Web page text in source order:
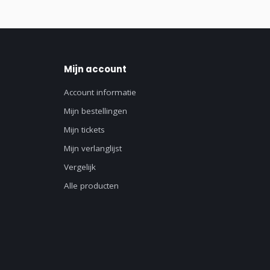
Mijn account
Account informatie
Mijn bestellingen
Mijn tickets
Mijn verlanglijst
Vergelijk
Alle producten